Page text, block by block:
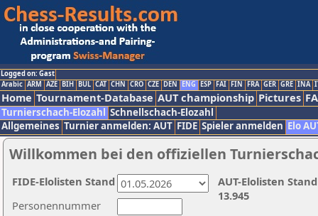
Logged on: Gast
Arabic ARM AZE BIH BUL CAT CHN CRO CZE DEN ENG ESP FAI FIN FRA GER GRE INA
Home Tournament-Database AUT championship Pictures
Turnierschach-Elozahl Schnellschach-Elozahl
Allgemeines Turnier anmelden: AUT FIDE Spieler anmelden Elo
Willkommen bei den offiziellen
Personennummer
AUT-Elolisten
13.945
FIDE-Elolisten Stand